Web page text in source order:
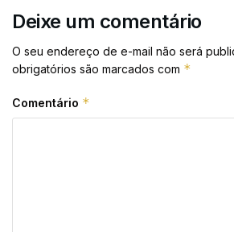
Deixe um comentário
O seu endereço de e-mail não será
obrigatórios são marcados com *
Comentário *